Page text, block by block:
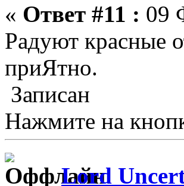
« Ответ #11 : 09
Радуют красные
приЯтно.
Записан
Нажмите на
Lord